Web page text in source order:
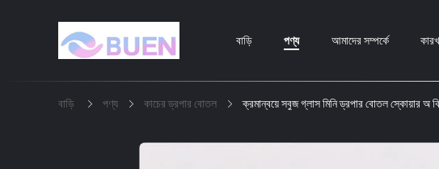
বাড়ি পণ্য আমাদের সম্পর্কে
বাড়ি পণ্য কাচের ড্রপার বোতল ক্রমান্বয়ে সবুজ গ্লাস মিনি ড্রপার বোতল স্কোয়ার অ